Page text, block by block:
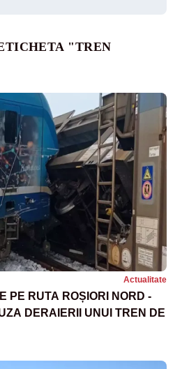
"TREN
Actualitate
PE RUTA ROȘIORI NORD -
DERAIERII UNUI TREN DE